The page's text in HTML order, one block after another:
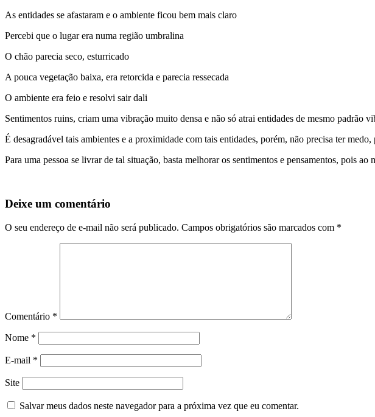
As entidades se afastaram e o ambiente ficou bem mais claro
Percebi que o lugar era numa região umbralina
O chão parecia seco, esturricado
A pouca vegetação baixa, era retorcida e parecia ressecada
O ambiente era feio e resolvi sair dali
Sentimentos ruins, criam uma vibração muito densa e não só atrai entidades de mesmo padrão
É desagradável tais ambientes e a proximidade com tais entidades, porém, não precisa ter
Para uma pessoa se livrar de tal situação, basta melhorar os sentimentos e pensamentos, pois
Deixe um comentário
O seu endereço de e-mail não será publicado. Campos obrigatórios são marcados com *
Comentário *
Nome *
E-mail *
Site
Salvar meus dados neste navegador para a próxima vez que eu comentar.